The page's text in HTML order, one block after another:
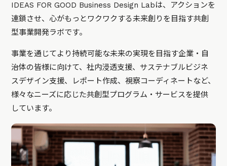
IDEAS FOR GOOD Business Design Labは、アクションを
連鎖させ、心がもっとワクワクする未来創りを目指す共創
型事業開発ラボです。
事業を通じてより持続可能な未来の実現を目指す企業・自
治体の皆様に向けて、社内浸透支援、サステナブルビジネ
スデザイン支援、レポート作成、視察コーディネートなど、
様々なニーズに応じた共創型プログラム・サービスを提供
しています。